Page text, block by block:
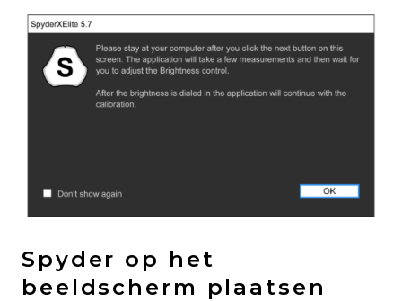
Spyder op het
beeldscherm plaatsen